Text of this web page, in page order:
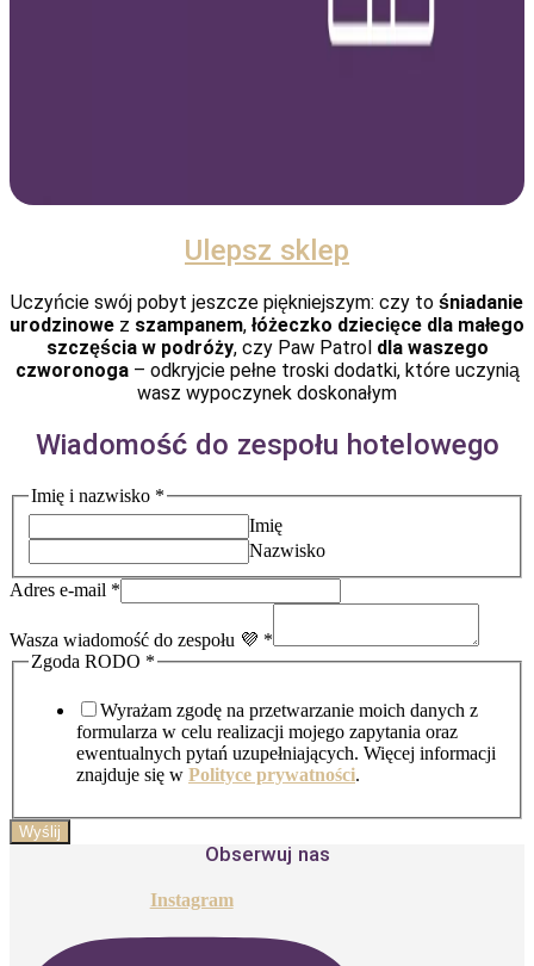
Ulepsz sklep
Uczyńcie swój pobyt jeszcze piękniejszym: czy to śniadanie
urodzinowe z szampanem, łóżeczko dziecięce dla małego
szczęścia w podróży, czy Paw Patrol dla waszego
czworonoga– odkryjcie pełne troski dodatki, które uczynią
wasz wypoczynek doskonałym
Wiadomość do zespołu hotelowego
Imię i nazwisko *
Imię
Nazwisko
Adres e-mail *
Wasza wiadomość do zespołu 💜 *
Zgoda
Zgoda RODO *
Wyrażam zgodę na przetwarzanie moich danych z
formularza w celu realizacji mojego zapytania oraz
ewentualnych pytań uzupełniających. Więcej informacji
znajduje się w Polityce prywatności.
Wyślij
Obserwuj nas
Instagram